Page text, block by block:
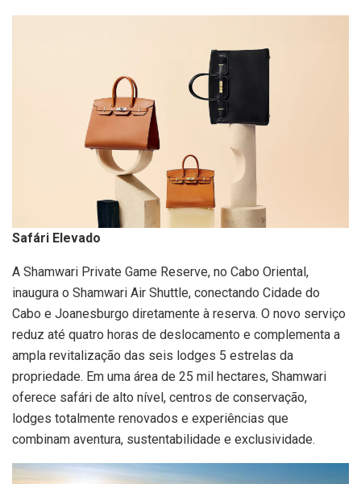
Safári Elevado
A Shamwari Private Game Reserve, no Cabo Oriental,
inaugura o Shamwari Air Shuttle, conectando Cidade do
Cabo e Joanesburgo diretamente à reserva. O novo serviço
reduz até quatro horas de deslocamento e complementa a
ampla revitalização das seis lodges 5 estrelas da
propriedade. Em uma área de 25 mil hectares, Shamwari
oferece safári de alto nível, centros de conservação,
lodges totalmente renovados e experiências que
combinam aventura, sustentabilidade e exclusividade.